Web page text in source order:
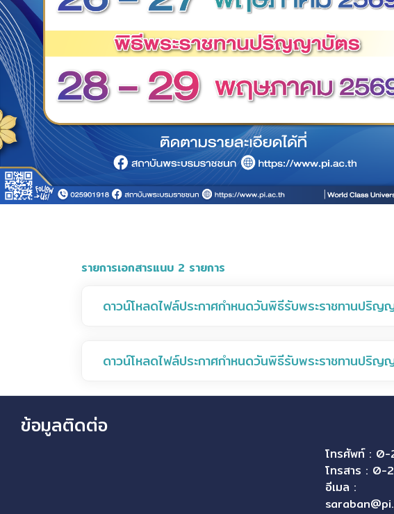
รายการเอกสารแนบ 2 รายการ
ดาวน์โหลดไฟล์ประกาศกำหนดวันพิธีรับพระราชทานปริ
ดาวน์โหลดไฟล์ประกาศกำหนดวันพิธีรับพระราชทานป
ข้อมูลติดต่อ
โทรศัพท์ :
โทรสาร : 0-
อีเมล :